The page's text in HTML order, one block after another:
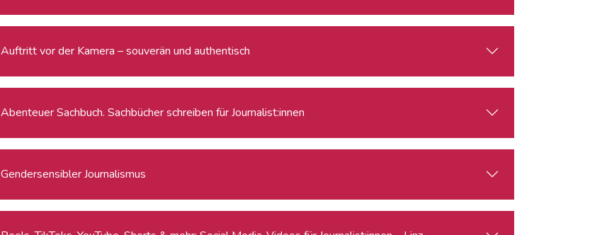
Auftritt vor der Kamera – souverän und authentisch
Abenteuer Sachbuch. Sachbücher schreiben für Journalist:innen
Gendersensibler Journalismus